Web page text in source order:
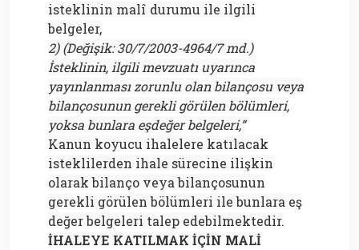
isteklinin malî durumu ile ilgili
belgeler,
2) (Değişik: 30/7/2003-4964/7 md.)
İsteklinin, ilgili mevzuatı uyarınca
yayınlanması zorunlu olan bilançosu veya
bilançosunun gerekli görülen bölümleri,
yoksa bunlara eşdeğer belgeleri,”
Kanun koyucu ihalelere katılacak
isteklilerden ihale sürecine ilişkin
olarak bilanço veya bilançosunun
gerekli görülen bölümleri ile bunlara eş
değer belgeleri talep edebilmektedir.
İHALEYE KATILMAK İÇİN MALİ